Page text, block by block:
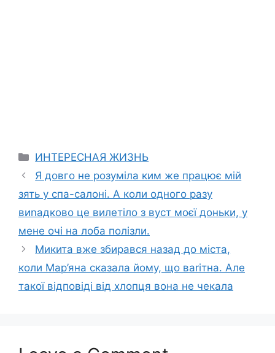
Categories
ИНТЕРЕСНАЯ ЖИЗНЬ
Я довго не розуміла ким же працює мій
зять у спа-салоні. А коли одного разу
виnадково це вилетіло з вуст моєї доньки, у
мене очі на лоба полізли.
Микита вже збирався назад до міста,
коли Мар’яна сказала йому, що ваrітна. Але
такої відповіді від хлопця вона не чекала